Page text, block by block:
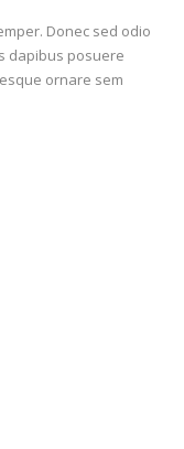
Donec sed odio
dapibus posuere
ornare sem